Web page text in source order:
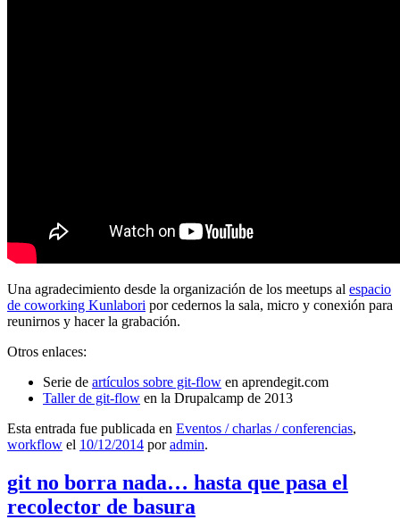
Una agradecimiento desde la organización de los meetups al espacio
de coworking Kunlabori por cedernos la sala, micro y conexión para
reunirnos y hacer la grabación.
Otros enlaces:
Serie de artículos sobre git-flow en aprendegit.com
Taller de git-flow en la Drupalcamp de 2013
Esta entrada fue publicada en Eventos / charlas / conferencias,
workflow el 10/12/2014 poradmin.
git no borra nada… hasta que pasa el
recolector de basura